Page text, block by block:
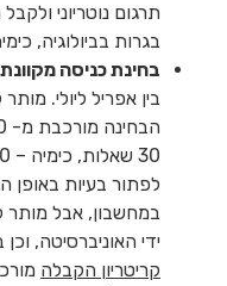
תרגום נוטריוני
בגרות בביולוגיה,
בחינת כניסה מקוונת
בין אפריל ליולי.
במחשבון, אבל
ידי האוניברסיטה, וכן
קריטריון הקבלה